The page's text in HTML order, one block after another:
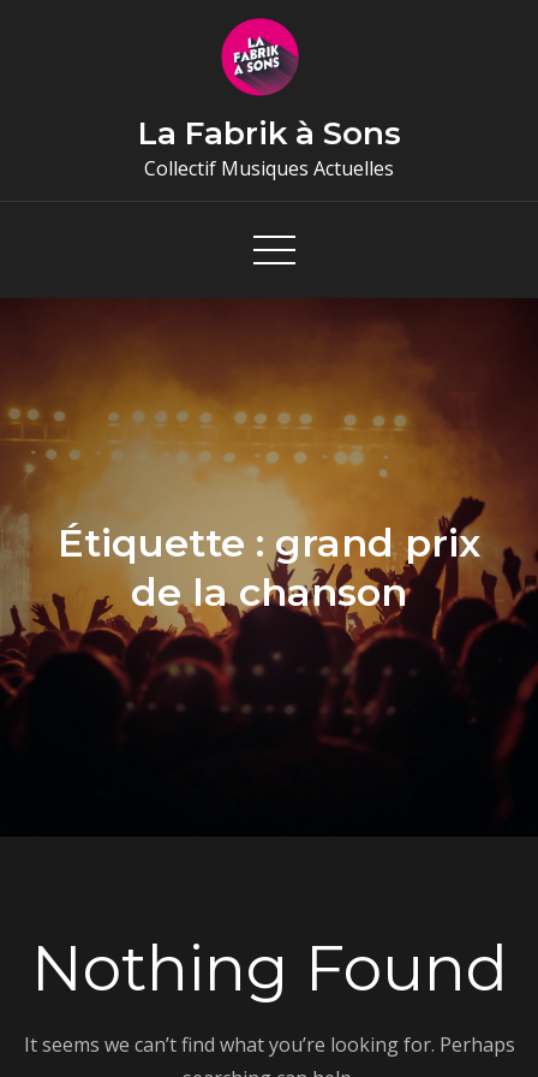
La Fabrik à Sons
Collectif Musiques Actuelles
Étiquette : grand prix
de la chanson
Nothing Found
It seems we can’t find what you’re looking for. Perhaps